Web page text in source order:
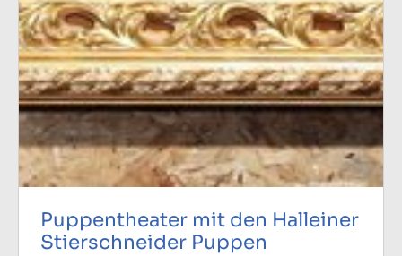
Puppentheater mit den Halleiner
Stierschneider Puppen